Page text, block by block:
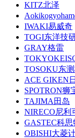
KITZ北泽
IWAKI易威奇
TOGI东洋技
GRAY格雷
TOSOKU东
ACE GIKEN
SPOTRON狮
TAJIMA田岛
NIRECO尼利
GASTEC科思
OBISHI大菱